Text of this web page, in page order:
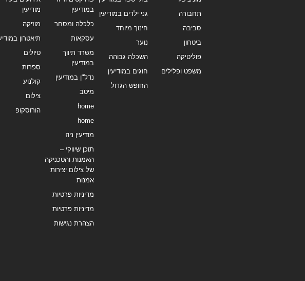
תחבורה
סביבה
ביטחון
פוליטיקה
משפט ופלילים
גני ילדים במודיעין
חינוך מיוחד
נוער
השכלה גבוהה
חוגים במודיעין
החופש הגדול
במודיעין
כלכלה ומסחר
עסקאות
משרד תיווך
במודיעין
נדל"ן במודיעין
מיטב
home
home
מודיעין ניוז
תוכן שיווקי –
האמנות והטכניקה
של צילום יצירות
אמנות
מדיניות פרטיות
מדיניות פרטיות
הצהרת נגישות
מודיעין
מוזיקה
תיאטרון
טיולים
ספרות
קולנוע
צילום
הורוסקופ